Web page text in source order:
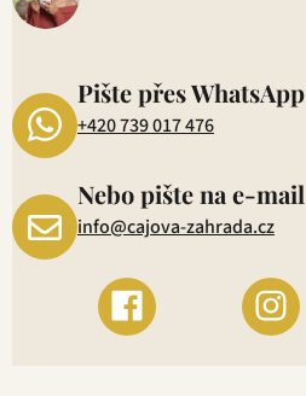
Pište přes WhatsApp
+420 739 017 476
Nebo pište na e-mail
info@cajova-zahrada.cz